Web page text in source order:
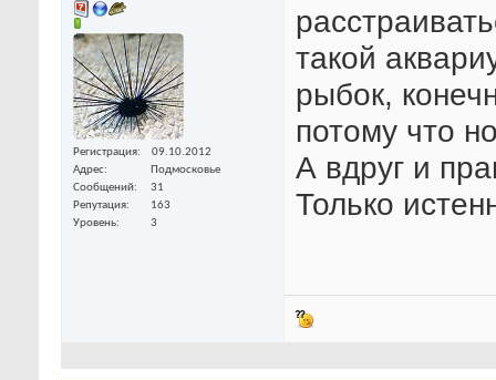
Регистрация
09.10.2012
Адрес
Подмосковье
Сообщений
31
Репутация
163
Уровень
3
такой
рыбок,
потому что
А вдруг и
Только